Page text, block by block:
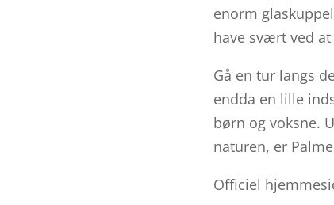
enorm
have svært ved
Gå en tur langs
endda en lille
børn og voksne.
naturen, er
Officiel